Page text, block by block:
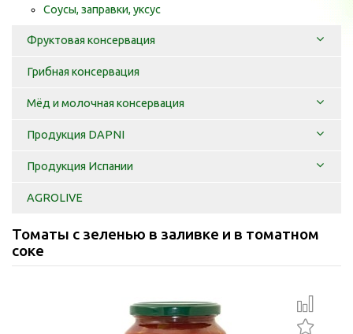
Соусы, заправки, уксус
Фруктовая консервация
Грибная консервация
Мёд и молочная консервация
Продукция DAPNI
Продукция Испании
AGROLIVE
Томаты с зеленью в заливке и в томатном
соке